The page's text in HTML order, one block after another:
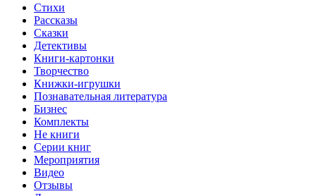
Стихи
Рассказы
Сказки
Детективы
Книги-картонки
Творчество
Книжки-игрушки
Познавательная литература
Бизнес
Комплекты
Не книги
Серии книг
Мероприятия
Видео
Отзывы